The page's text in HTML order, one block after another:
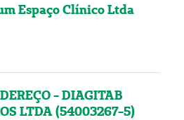
Espaço Clínico Ltda
- DIAGITAB
LTDA (54003267-5)